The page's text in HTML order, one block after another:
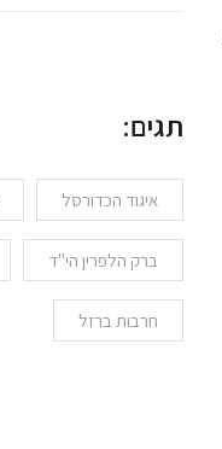
תגים:
איגוד הכדורסל
ברק הלפרין הי"ד
חרבות ברזל